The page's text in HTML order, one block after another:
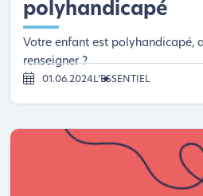
polyhandicapé
Votre enfant est polyhandicapé,
renseigner ?
01.06.2024L’ESSENTIEL